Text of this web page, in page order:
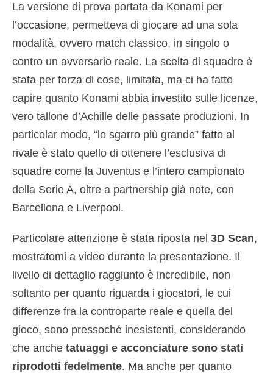
La versione di prova portata da Konami per
l’occasione, permetteva di giocare ad una sola
modalità, ovvero match classico, in singolo o
contro un avversario reale. La scelta di squadre è
stata per forza di cose, limitata, ma ci ha fatto
capire quanto Konami abbia investito sulle licenze,
vero tallone d’Achille delle passate produzioni. In
particolar modo, “lo sgarro più grande” fatto al
rivale è stato quello di ottenere l’esclusiva di
squadre come la Juventus e l’intero campionato
della Serie A, oltre a partnership già note, con
Barcellona e Liverpool.
Particolare attenzione è stata riposta nel 3D Scan,
mostratomi a video durante la presentazione. Il
livello di dettaglio raggiunto è incredibile, non
soltanto per quanto riguarda i giocatori, le cui
differenze fra la controparte reale e quella del
gioco, sono pressoché inesistenti, considerando
che anche tatuaggi e acconciature sono stati
riprodotti fedelmente. Ma anche per quanto